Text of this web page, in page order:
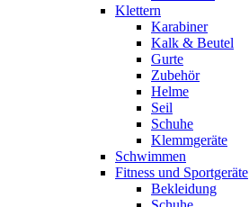
Klettern
Karabiner
Kalk & Beutel
Gurte
Zubehör
Helme
Seil
Schuhe
Klemmgeräte
Schwimmen
Fitness und Sportgeräte
Bekleidung